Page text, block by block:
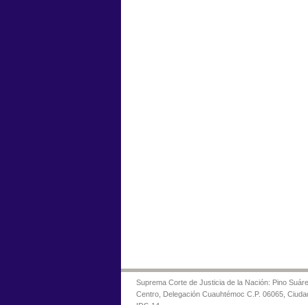
Suprema Corte de Justicia de la Nación: Pino
Centro, Delegación Cuauhtémoc C.P. 06065,